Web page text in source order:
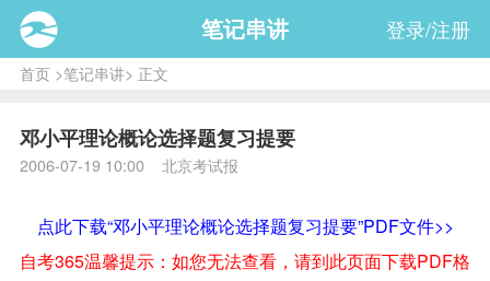
笔记串讲 登录/注册
首页>笔记串讲> 正文
邓小平理论概论选择题复习提要
2006-07-19 10:00 北京考试报
点此下载“邓小平理论概论选择题复习提要”PDF文件>>
自考365温馨提示：如您无法查看，请到此页面下载PDF格